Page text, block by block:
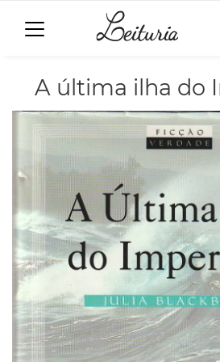
A última ilha do